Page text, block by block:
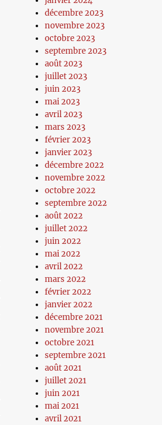
décembre 2023
novembre 2023
octobre 2023
septembre 2023
août 2023
juillet 2023
juin 2023
mai 2023
avril 2023
mars 2023
février 2023
janvier 2023
décembre 2022
novembre 2022
octobre 2022
septembre 2022
août 2022
juillet 2022
juin 2022
mai 2022
avril 2022
mars 2022
février 2022
janvier 2022
décembre 2021
novembre 2021
octobre 2021
septembre 2021
août 2021
juillet 2021
juin 2021
mai 2021
avril 2021